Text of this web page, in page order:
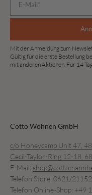
Mit der Anmeldung zum
Gültig für die erste Bestellung
mit anderen Aktionen. Für 14
Cotto Wohnen GmbH
c/o Honeycamp Unit 47, 48
Cecil-Taylor-Ring 12-18,
E-Mail:
Telefon Store: 0621/21152
Telefon Online-Shop: +49